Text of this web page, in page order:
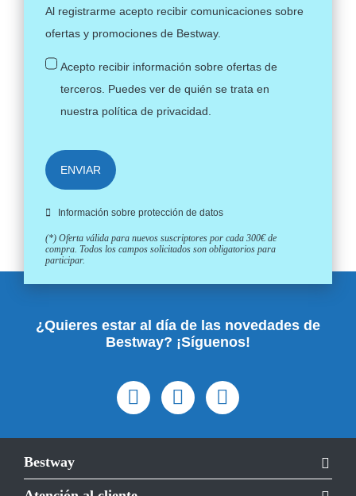
Al registrarme acepto recibir comunicaciones sobre
ofertas y promociones de Bestway.
Acepto recibir información sobre ofertas de
terceros. Puedes ver de quién se trata en
nuestra política de privacidad
ENVIAR
Información sobre protección de datos
(*) Oferta válida para nuevos suscriptores por cada 300€ de
compra. Todos los campos solicitados son obligatorios para
participar.
¿Quieres estar al día de las novedades de
Bestway? ¡Síguenos!
Bestway